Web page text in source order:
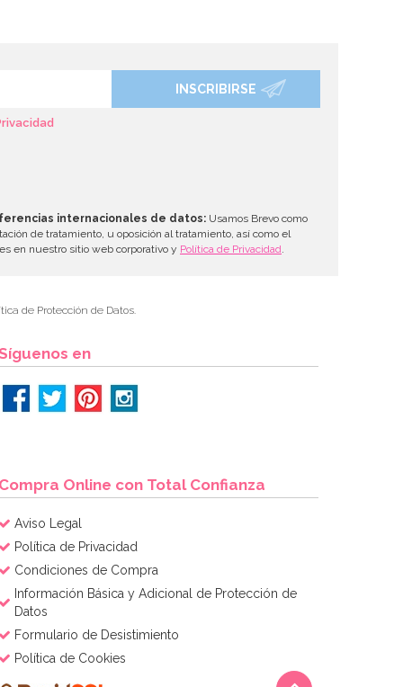
INSCRIBIRSE
internacionales de datos: Usamos Brevo como
de tratamiento, u oposición al tratamiento, así como el
en nuestro sitio web corporativo y Política de Privacidad
de Protección de Datos.
en
Compra Online con Total Confianza
Aviso Legal
Política de Privacidad
Condiciones de Compra
Información Básica y Adicional de Protección de
Datos
Formulario de Desistimiento
Política de Cookies